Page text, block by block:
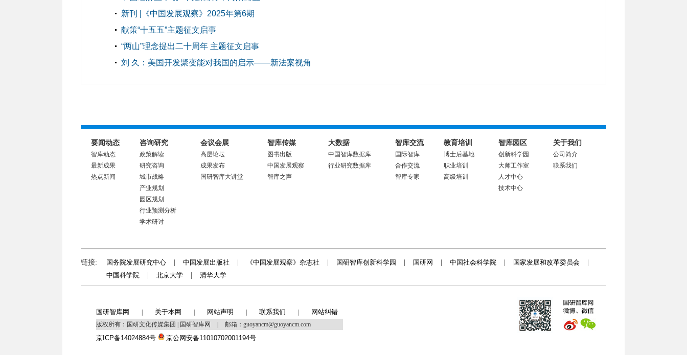
新刊 |《中国发展观察》2025年第6期
献策“十五五”主题征文启事
“两山”理念提出二十周年 主题征文启事
刘 久：美国开发聚变能对我国的启示——新法案视角
要闻动态
智库动态
最新成果
热点新闻
咨询研究
政策解读
研究咨询
城市战略
产业规划
园区规划
行业预测分析
学术研讨
会议会展
高层论坛
成果发布
国研智库大讲堂
智库传媒
图书出版
中国发展观察
智库之声
大数据
中国智库数据库
行业研究数据库
智库交流
国际智库
合作交流
智库专家
教育培训
博士后基地
职业培训
高级培训
智库园区
创新科学园
大师工作室
人才中心
技术中心
关于我们
公司简介
联系我们
链接: 国务院发展研究中心 中国发展出版社 《中国发展观察》杂志社 国研智库创新科学园 国研网 中国社会科学院 国家发展和改革委员会
中国科学院
北京大学 清华大学
国研智库网 关于本网 网站声明 联系我们 网站纠错
版权所有：国研文化传媒集团 | 国研智库网 邮箱：guoyancm@guoyancm.com
京ICP备14024884号 京公网安备11010702001194号